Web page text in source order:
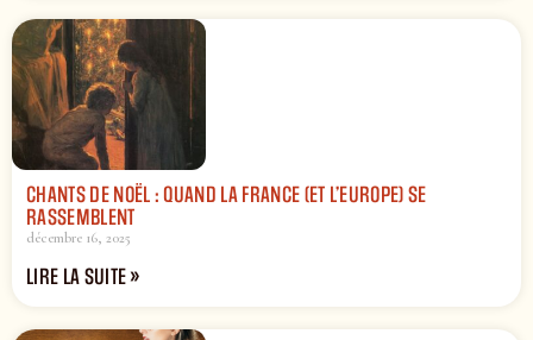
CHANTS DE NOËL : QUAND LA FRANCE (ET L’EUROPE) SE
RASSEMBLENT
décembre 16, 2025
LIRE LA SUITE »